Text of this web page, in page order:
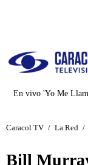
En vivo 'Yo Me
Caracol TV / La Red /
Bill